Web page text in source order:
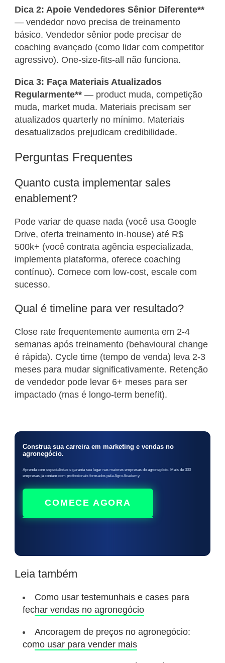
Dica 2: Apoie Vendedores Sênior Diferente**
— vendedor novo precisa de treinamento
básico. Vendedor sênior pode precisar de
coaching avançado (como lidar com competitor
agressivo). One-size-fits-all não funciona.
Dica 3: Faça Materiais Atualizados
Regularmente** — product muda, competição
muda, market muda. Materiais precisam ser
atualizados quarterly no mínimo. Materiais
desatualizados prejudicam credibilidade.
Perguntas Frequentes
Quanto custa implementar sales
enablement?
Pode variar de quase nada (você usa Google
Drive, oferta treinamento in-house) até R$
500k+ (você contrata agência especializada,
implementa plataforma, oferece coaching
contínuo). Comece com low-cost, escale com
sucesso.
Qual é timeline para ver resultado?
Close rate frequentemente aumenta em 2-4
semanas após treinamento (behavioural change
é rápida). Cycle time (tempo de venda) leva 2-3
meses para mudar significativamente. Retenção
de vendedor pode levar 6+ meses para ser
impactado (mas é longo-term benefit).
Construa sua carreira em marketing e vendas no
agronegócio.
Aprenda com especialistas e garanta seu lugar nas maiores empresas do agronegócio. Mais de 300
empresas já contam com profissionais formados pela Agro Academy.
COMECE AGORA
Leia também
Como usar testemunhais e cases para
fechar vendas no agronegócio
Ancoragem de preços no agronegócio:
como usar para vender mais